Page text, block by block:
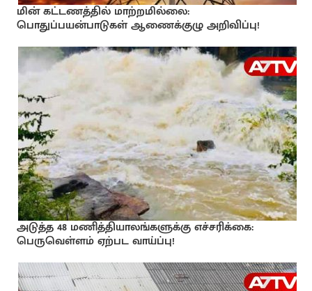
மின் கட்டணத்தில் மாற்றமில்லை:
பொதுப்பயன்பாடுகள் ஆணைக்குழு அறிவிப்பு!
அடுத்த 48 மணித்தியாலங்களுக்கு எச்சரிக்கை:
பெருவெள்ளம் ஏற்பட வாய்ப்பு!